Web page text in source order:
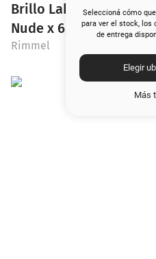
Seleccioná cómo
para ver el stock, los
de entrega
Elegir
Más
Brillo Labial Rimmel
Nude x 6,5 ml
Rimmel
5. corrector
rubor